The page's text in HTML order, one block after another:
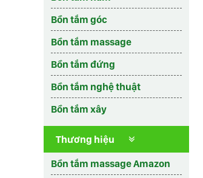
Bồn tắm góc
Bồn tắm massage
Bồn tắm đứng
Bồn tắm nghệ thuật
Bồn tắm xây
Thương hiệu
Bồn tắm massage Amazon